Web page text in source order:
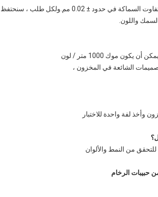
ج: بعد الإنتاج ، سوف نتحقق من سمك وعرض ولون الفيلم بعناية.تم التحكم في تفاوت السماكة في حدود ± 0.02 مم.ولكل طلب ، سنحتفظ
واللون.
وأخذ لفة واحدة للاختبار
من النمط والألوان